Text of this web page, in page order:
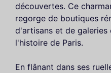
découvertes. Ce
regorge de boutiques
d'artisans et de
l'histoire de Paris.
En flânant dans ses